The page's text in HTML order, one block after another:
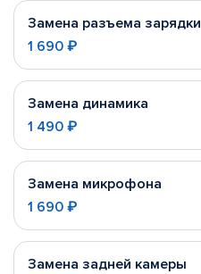
Замена разъема зарядки
1 690 ₽
Замена динамика
1 490 ₽
Замена микрофона
1 690 ₽
Замена задней камеры